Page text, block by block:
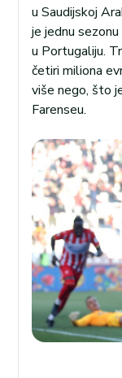
u Saudijskoj
je jednu
u Portugaliju.
četiri miliona
više nego, što
Farenseu.